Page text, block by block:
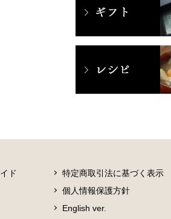
ド
特定商取引法に基づく表示
個人情報保護方針
English ver.